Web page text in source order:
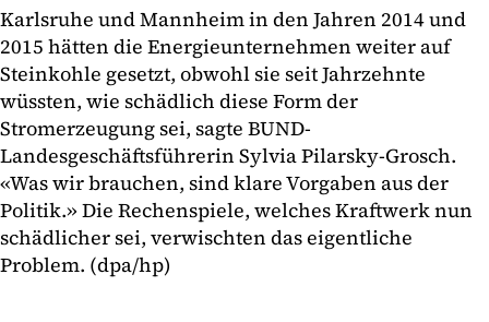
Karlsruhe und Mannheim in den Jahren 2014 und
2015 hätten die Energieunternehmen weiter auf
Steinkohle gesetzt, obwohl sie seit Jahrzehnte
wüssten, wie schädlich diese Form der
Stromerzeugung sei, sagte BUND-
Landesgeschäftsführerin Sylvia Pilarsky-Grosch.
«Was wir brauchen, sind klare Vorgaben aus der
Politik.» Die Rechenspiele, welches Kraftwerk nun
schädlicher sei, verwischten das eigentliche
Problem. (dpa/hp)